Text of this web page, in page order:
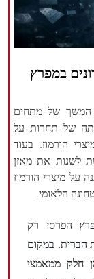
במפרץ
המשך של מתחים
של תחרות על
הורמוז. בעוד
לשנות את מאזן
על מיצרי הורמוז
הלאומי.
הפרסי רק
הברית. במקום
חלק ממאמצי